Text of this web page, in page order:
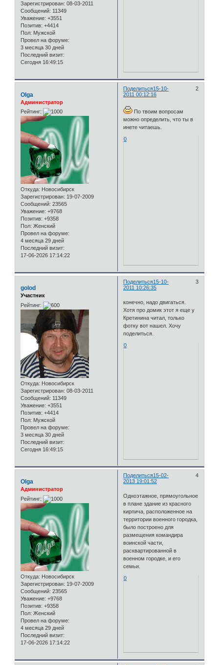
Зарегистрирован: 08-03-2011
Сообщений: 11349
Уважение: +3551
Позитив: +4414
Пол: Мужской
Провел на форуме:
3 месяца 30 дней
Последний визит:
Сегодня 16:49:15
Поделиться 2
15-10-
2011 00:12:16
Olga
Администратор
Рейтинг:
Откуда: Новосибирск
Зарегистрирован: 19-07-2009
Сообщений: 23565
Уважение: +9768
Позитив: +9358
Пол: Женский
Провел на форуме:
4 месяца 29 дней
Последний визит:
17-06-2026 17:14:22
По твоим вопросам
можно определить, что ты в
инете читаешь.
0
Поделиться 3
15-10-
2011 10:26:35
golod
Участник
Рейтинг:
Откуда: Новосибирск
Зарегистрирован: 08-03-2011
Сообщений: 11349
Уважение: +3551
Позитив: +4414
Пол: Мужской
Провел на форуме:
3 месяца 30 дней
Последний визит:
Сегодня 16:49:15
конечно, надо двигаться.
Хотя про домик этот я еще у
Кретинина читал, только
фотку вот нашел. Хочу
поделиться.
0
Поделиться 4
15-02-
2013 19:01:52
Olga
Администратор
Рейтинг:
Откуда: Новосибирск
Зарегистрирован: 19-07-2009
Сообщений: 23565
Уважение: +9768
Позитив: +9358
Пол: Женский
Провел на форуме:
4 месяца 29 дней
Последний визит:
17-06-2026 17:14:22
Одноэтажное, прямоугольное
в плане здание из красного
кирпича, расположенное на
территории военного городка,
было построено для
размещения командира
воинской части,
расквартированной в
военном городке, и его
семьи.
0